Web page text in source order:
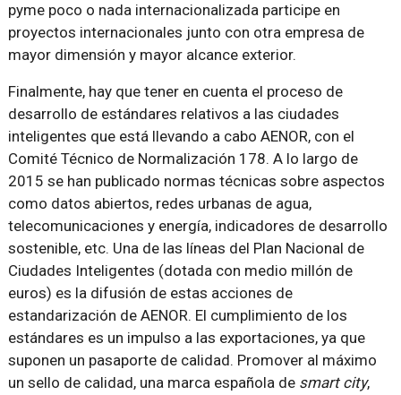
pyme poco o nada internacionalizada participe en
proyectos internacionales junto con otra empresa de
mayor dimensión y mayor alcance exterior.
Finalmente, hay que tener en cuenta el proceso de
desarrollo de estándares relativos a las ciudades
inteligentes que está llevando a cabo AENOR, con el
Comité Técnico de Normalización 178. A lo largo de
2015 se han publicado normas técnicas sobre aspectos
como datos abiertos, redes urbanas de agua,
telecomunicaciones y energía, indicadores de desarrollo
sostenible, etc. Una de las líneas del Plan Nacional de
Ciudades Inteligentes (dotada con medio millón de
euros) es la difusión de estas acciones de
estandarización de AENOR. El cumplimiento de los
estándares es un impulso a las exportaciones, ya que
suponen un pasaporte de calidad. Promover al máximo
un sello de calidad, una marca española de smart city,